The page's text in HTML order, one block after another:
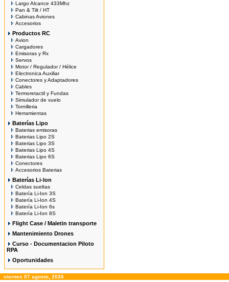
Largo Alcance 433Mhz
Pan & Tilt / HT
Cabinas Aviones
Accesorios
Productos RC
Avion
Cargadores
Emisoras y Rx
Servos
Motor / Regulador / Hélice
Electronica Auxiliar
Conectores y Adaptadores
Cables
Termoretactil y Fundas
Simulador de vuelo
Tornilleria
Herramientas
Baterías Lipo
Baterias emisoras
Baterias Lipo 2S
Baterias Lipo 3S
Baterias Lipo 4S
Baterias Lipo 6S
Conectores
Accesorios Baterias
Baterías Li-Ion
Celdas sueltas
Batería Li-Ion 3S
Batería Li-Ion 4S
Batería Li-Ion 6s
Batería Li-Ion 8S
Flight Case / Maletin transporte
Mantenimiento Drones
Curso - Documentacion Piloto
RPA
Oportunidades
viernes 07 agosto, 2026